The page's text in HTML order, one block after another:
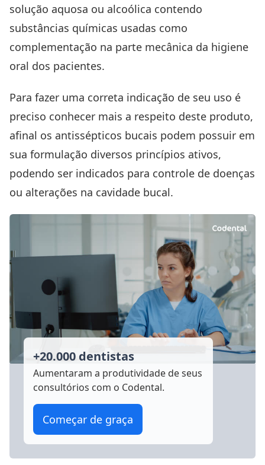
solução aquosa ou alcoólica contendo
substâncias químicas usadas como
complementação na parte mecânica da higiene
oral dos pacientes.
Para fazer uma correta indicação de seu uso é
preciso conhecer mais a respeito deste produto,
afinal os antissépticos bucais podem possuir em
sua formulação diversos princípios ativos,
podendo ser indicados para controle de doenças
ou alterações na cavidade bucal.
+20.000 dentistas
Aumentaram a produtividade de seus
consultórios com o Codental.
Começar de graça